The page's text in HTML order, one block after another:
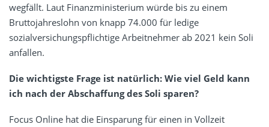
wegfällt. Laut Finanzministerium würde bis zu einem
Bruttojahreslohn von knapp 74.000 für ledige
sozialversichungspflichtige Arbeitnehmer ab 2021 kein Soli
anfallen.
Die wichtigste Frage ist natürlich: Wie viel Geld kann
ich nach der Abschaffung des Soli sparen?
Focus Online hat die Einsparung für einen in Vollzeit